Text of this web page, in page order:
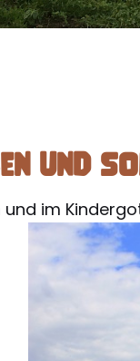
und
im